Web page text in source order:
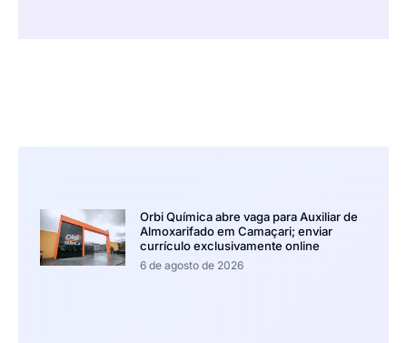
Orbi Química abre vaga para Auxiliar de
Almoxarifado em Camaçari; enviar
currículo exclusivamente online
6 de agosto de 2026